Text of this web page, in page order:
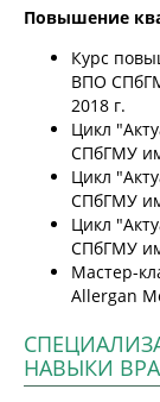
Повышение
Курс
ВПО
2018 г.
Цикл
СПбГМУ
Цикл
СПбГМУ
Цикл
СПбГМУ
Мастер-
Allergan
НАВЫКИ